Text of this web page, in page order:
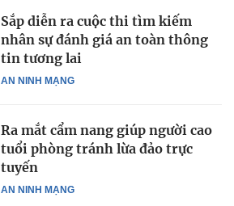
AN NINH MẠNG
Sắp diễn ra cuộc thi tìm kiếm
nhân sự đánh giá an toàn thông
tin tương lai
AN NINH MẠNG
Ra mắt cẩm nang giúp người cao
tuổi phòng tránh lừa đảo trực
tuyến